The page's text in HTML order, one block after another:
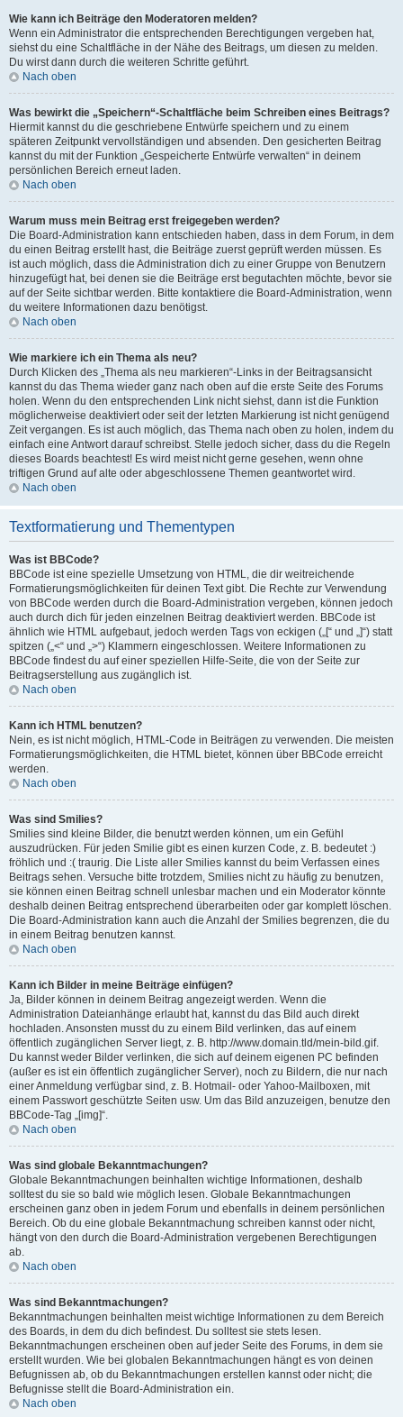
Wie kann ich Beiträge den Moderatoren melden?
Wenn ein Administrator die entsprechenden Berechtigungen vergeben hat,
siehst du eine Schaltfläche in der Nähe des Beitrags, um diesen zu melden.
Du wirst dann durch die weiteren Schritte geführt.
Nach oben
Was bewirkt die „Speichern“-Schaltfläche beim Schreiben eines Beitrags?
Hiermit kannst du die geschriebene Entwürfe speichern und zu einem
späteren Zeitpunkt vervollständigen und absenden. Den gesicherten Beitrag
kannst du mit der Funktion „Gespeicherte Entwürfe verwalten“ in deinem
persönlichen Bereich erneut laden.
Nach oben
Warum muss mein Beitrag erst freigegeben werden?
Die Board-Administration kann entschieden haben, dass in dem Forum, in dem
du einen Beitrag erstellt hast, die Beiträge zuerst geprüft werden müssen. Es
ist auch möglich, dass die Administration dich zu einer Gruppe von Benutzern
hinzugefügt hat, bei denen sie die Beiträge erst begutachten möchte, bevor sie
auf der Seite sichtbar werden. Bitte kontaktiere die Board-Administration, wenn
du weitere Informationen dazu benötigst.
Nach oben
Wie markiere ich ein Thema als neu?
Durch Klicken des „Thema als neu markieren“-Links in der Beitragsansicht
kannst du das Thema wieder ganz nach oben auf die erste Seite des Forums
holen. Wenn du den entsprechenden Link nicht siehst, dann ist die Funktion
möglicherweise deaktiviert oder seit der letzten Markierung ist nicht genügend
Zeit vergangen. Es ist auch möglich, das Thema nach oben zu holen, indem du
einfach eine Antwort darauf schreibst. Stelle jedoch sicher, dass du die Regeln
dieses Boards beachtest! Es wird meist nicht gerne gesehen, wenn ohne
triftigen Grund auf alte oder abgeschlossene Themen geantwortet wird.
Nach oben
Textformatierung und Thementypen
Was ist BBCode?
BBCode ist eine spezielle Umsetzung von HTML, die dir weitreichende
Formatierungsmöglichkeiten für deinen Text gibt. Die Rechte zur Verwendung
von BBCode werden durch die Board-Administration vergeben, können jedoch
auch durch dich für jeden einzelnen Beitrag deaktiviert werden. BBCode ist
ähnlich wie HTML aufgebaut, jedoch werden Tags von eckigen („[“ und „]“) statt
spitzen („<“ und „>“) Klammern eingeschlossen. Weitere Informationen zu
BBCode findest du auf einer speziellen Hilfe-Seite, die von der Seite zur
Beitragserstellung aus zugänglich ist.
Nach oben
Kann ich HTML benutzen?
Nein, es ist nicht möglich, HTML-Code in Beiträgen zu verwenden. Die meisten
Formatierungsmöglichkeiten, die HTML bietet, können über BBCode erreicht
werden.
Nach oben
Was sind Smilies?
Smilies sind kleine Bilder, die benutzt werden können, um ein Gefühl
auszudrücken. Für jeden Smilie gibt es einen kurzen Code, z. B. bedeutet :)
fröhlich und :( traurig. Die Liste aller Smilies kannst du beim Verfassen eines
Beitrags sehen. Versuche bitte trotzdem, Smilies nicht zu häufig zu benutzen,
sie können einen Beitrag schnell unlesbar machen und ein Moderator könnte
deshalb deinen Beitrag entsprechend überarbeiten oder gar komplett löschen.
Die Board-Administration kann auch die Anzahl der Smilies begrenzen, die du
in einem Beitrag benutzen kannst.
Nach oben
Kann ich Bilder in meine Beiträge einfügen?
Ja, Bilder können in deinem Beitrag angezeigt werden. Wenn die
Administration Dateianhänge erlaubt hat, kannst du das Bild auch direkt
hochladen. Ansonsten musst du zu einem Bild verlinken, das auf einem
öffentlich zugänglichen Server liegt, z. B. http://www.domain.tld/mein-bild.gif.
Du kannst weder Bilder verlinken, die sich auf deinem eigenen PC befinden
(außer es ist ein öffentlich zugänglicher Server), noch zu Bildern, die nur nach
einer Anmeldung verfügbar sind, z. B. Hotmail- oder Yahoo-Mailboxen, mit
einem Passwort geschützte Seiten usw. Um das Bild anzuzeigen, benutze den
BBCode-Tag „[img]“.
Nach oben
Was sind globale Bekanntmachungen?
Globale Bekanntmachungen beinhalten wichtige Informationen, deshalb
solltest du sie so bald wie möglich lesen. Globale Bekanntmachungen
erscheinen ganz oben in jedem Forum und ebenfalls in deinem persönlichen
Bereich. Ob du eine globale Bekanntmachung schreiben kannst oder nicht,
hängt von den durch die Board-Administration vergebenen Berechtigungen
ab.
Nach oben
Was sind Bekanntmachungen?
Bekanntmachungen beinhalten meist wichtige Informationen zu dem Bereich
des Boards, in dem du dich befindest. Du solltest sie stets lesen.
Bekanntmachungen erscheinen oben auf jeder Seite des Forums, in dem sie
erstellt wurden. Wie bei globalen Bekanntmachungen hängt es von deinen
Befugnissen ab, ob du Bekanntmachungen erstellen kannst oder nicht; die
Befugnisse stellt die Board-Administration ein.
Nach oben